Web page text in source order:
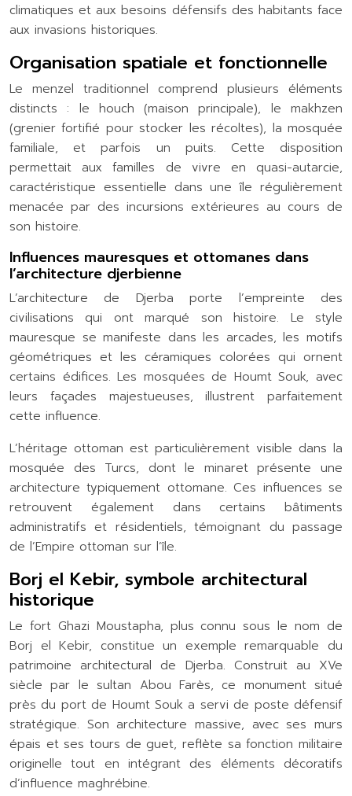
climatiques et aux besoins défensifs des habitants face
aux invasions historiques.
Organisation spatiale et fonctionnelle
Le menzel traditionnel comprend plusieurs éléments
distincts : le houch (maison principale), le makhzen
(grenier fortifié pour stocker les récoltes), la mosquée
familiale, et parfois un puits. Cette disposition
permettait aux familles de vivre en quasi-autarcie,
caractéristique essentielle dans une île régulièrement
menacée par des incursions extérieures au cours de
son histoire.
Influences mauresques et ottomanes dans
l’architecture djerbienne
L’architecture de Djerba porte l’empreinte des
civilisations qui ont marqué son histoire. Le style
mauresque se manifeste dans les arcades, les motifs
géométriques et les céramiques colorées qui ornent
certains édifices. Les mosquées de Houmt Souk, avec
leurs façades majestueuses, illustrent parfaitement
cette influence.
L’héritage ottoman est particulièrement visible dans la
mosquée des Turcs, dont le minaret présente une
architecture typiquement ottomane. Ces influences se
retrouvent également dans certains bâtiments
administratifs et résidentiels, témoignant du passage
de l’Empire ottoman sur l’île.
Borj el Kebir, symbole architectural
historique
Le fort Ghazi Moustapha, plus connu sous le nom de
Borj el Kebir, constitue un exemple remarquable du
patrimoine architectural de Djerba. Construit au XVe
siècle par le sultan Abou Farès, ce monument situé
près du port de Houmt Souk a servi de poste défensif
stratégique. Son architecture massive, avec ses murs
épais et ses tours de guet, reflète sa fonction militaire
originelle tout en intégrant des éléments décoratifs
d’influence maghrébine.